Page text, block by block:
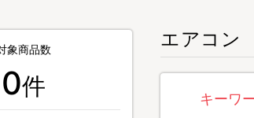
エアコン
キーワ
象商品数
0件